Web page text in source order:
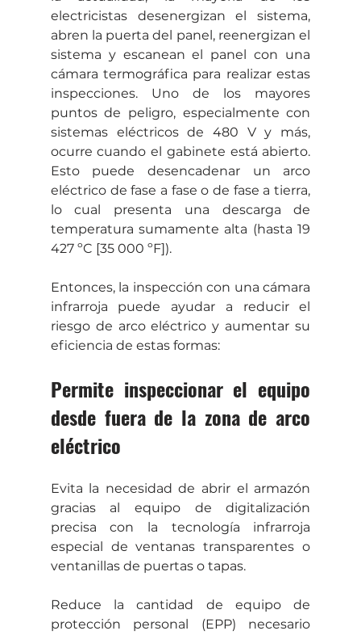
electricistas desenergizan el sistema,
abren la puerta del panel, reenergizan el
sistema y escanean el panel con una
cámara termográfica para realizar estas
inspecciones. Uno de los mayores
puntos de peligro, especialmente con
sistemas eléctricos de 480 V y más,
ocurre cuando el gabinete está abierto.
Esto puede desencadenar un arco
eléctrico de fase a fase o de fase a tierra,
lo cual presenta una descarga de
temperatura sumamente alta (hasta 19
427 ºC [35 000 ºF]).
Entonces, la inspección con una cámara
infrarroja puede ayudar a reducir el
riesgo de arco eléctrico y aumentar su
eficiencia de estas formas:
Permite inspeccionar el equipo
desde fuera de la zona de arco
eléctrico
Evita la necesidad de abrir el armazón
gracias al equipo de digitalización
precisa con la tecnología infrarroja
especial de ventanas transparentes o
ventanillas de puertas o tapas.
Reduce la cantidad de equipo de
protección personal (EPP) necesario